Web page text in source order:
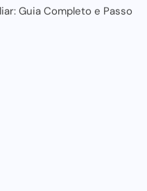
Guia Completo e Passo